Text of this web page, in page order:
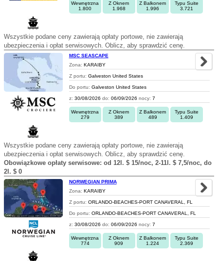
Wewnętrzna
1.800
Z Oknem
1.968
Z Balkonem
1.996
Typu Suite
3.721
Wszystkie podane ceny zawierają opłaty portowe, nie zawierają
ubezpieczenia i opłat serwisowych. Oblicz, aby sprawdzić cenę.
MSC SEASCAPE
Zona: KARAIBY
Z portu: Galveston United States
Do portu: Galveston United States
z: 30/08/2026 do: 06/09/2026 nocy: 7
Wewnętrzna
279
Z Oknem
389
Z Balkonem
489
Typu Suite
1.409
Wszystkie podane ceny zawierają opłaty portowe, nie zawierają
ubezpieczenia i opłat serwisowych. Oblicz, aby sprawdzić cenę.
Obowiązkowe opłaty serwisowe: od 12l. $ 15/noc, 2-11l. $ 7,5/noc, do
2l. $ 0
NORWEGIAN PRIMA
Zona: KARAIBY
Z portu: ORLANDO-BEACHES-PORT CANAVERAL, FL
Do portu: ORLANDO-BEACHES-PORT CANAVERAL, FL
z: 30/08/2026 do: 06/09/2026 nocy: 7
Wewnętrzna
774
Z Oknem
909
Z Balkonem
1.224
Typu Suite
2.369